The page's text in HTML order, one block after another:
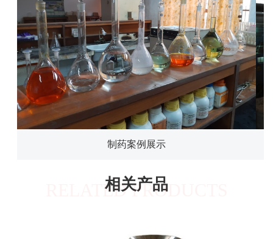
制药案例展示
相关产品
RELATED PRODUCTS